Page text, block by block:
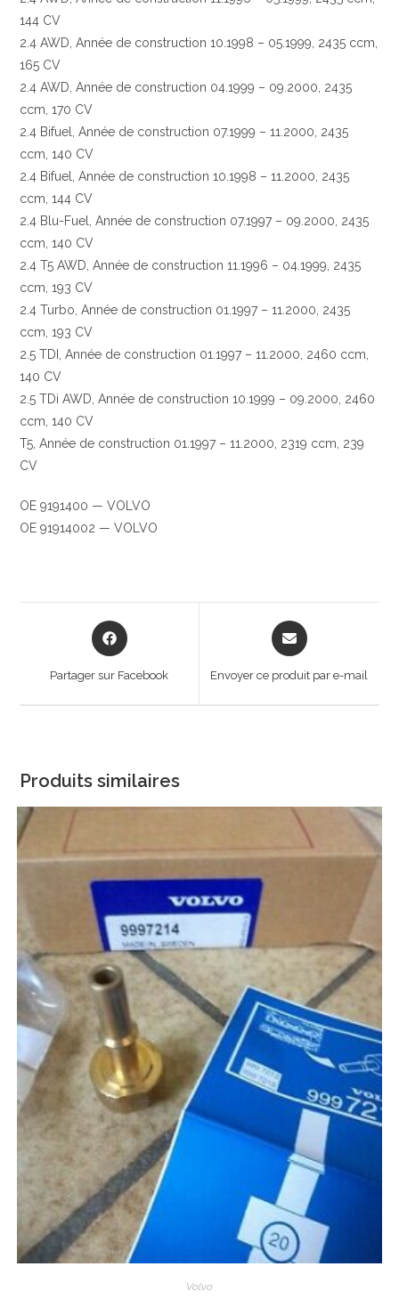
144 CV
2.4 AWD, Année de construction 10.1998 – 05.1999, 2435 ccm,
165 CV
2.4 AWD, Année de construction 04.1999 – 09.2000, 2435
ccm, 170 CV
2.4 Bifuel, Année de construction 07.1999 – 11.2000, 2435
ccm, 140 CV
2.4 Bifuel, Année de construction 10.1998 – 11.2000, 2435
ccm, 144 CV
2.4 Blu-Fuel, Année de construction 07.1997 – 09.2000, 2435
ccm, 140 CV
2.4 T5 AWD, Année de construction 11.1996 – 04.1999, 2435
ccm, 193 CV
2.4 Turbo, Année de construction 01.1997 – 11.2000, 2435
ccm, 193 CV
2.5 TDI, Année de construction 01.1997 – 11.2000, 2460 ccm,
140 CV
2.5 TDi AWD, Année de construction 10.1999 – 09.2000, 2460
ccm, 140 CV
T5, Année de construction 01.1997 – 11.2000, 2319 ccm, 239
CV
OE 9191400 — VOLVO
OE 91914002 — VOLVO
Opens
in
Partager sur Facebook
Opens
in
new
Envoyer ce produit par e-mail
Produits similaires
Volvo